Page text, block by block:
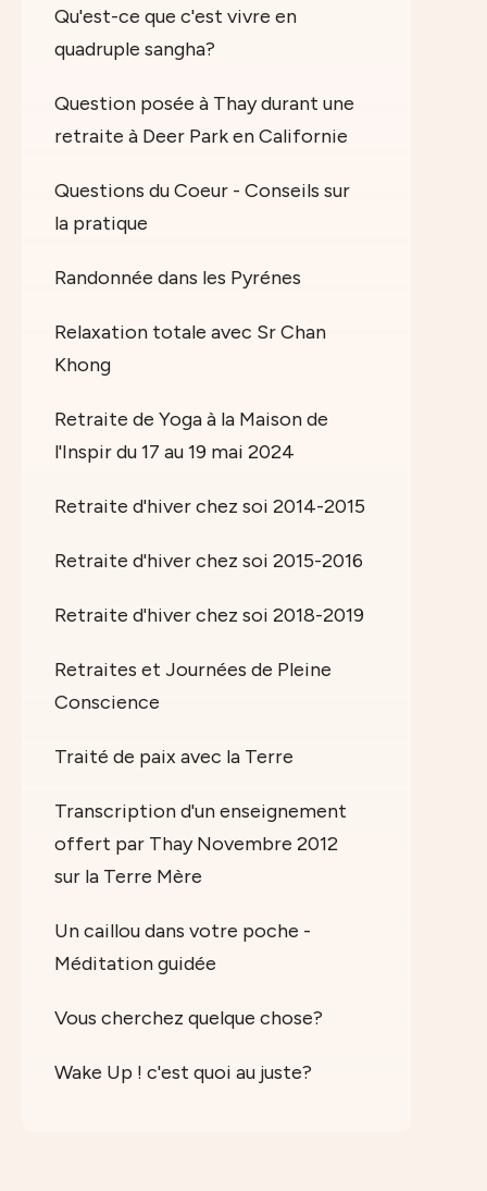
Qu'est-ce que c'est vivre en
quadruple sangha?
Question posée à Thay durant une
retraite à Deer Park en Californie
Questions du Coeur - Conseils sur
la pratique
Randonnée dans les Pyrénes
Relaxation totale avec Sr Chan
Khong
Retraite de Yoga à la Maison de
l'Inspir du 17 au 19 mai 2024
Retraite d'hiver chez soi 2014-2015
Retraite d'hiver chez soi 2015-2016
Retraite d'hiver chez soi 2018-2019
Retraites et Journées de Pleine
Conscience
Traité de paix avec la Terre
Transcription d'un enseignement
offert par Thay Novembre 2012
sur la Terre Mère
Un caillou dans votre poche -
Méditation guidée
Vous cherchez quelque chose?
Wake Up ! c'est quoi au juste?